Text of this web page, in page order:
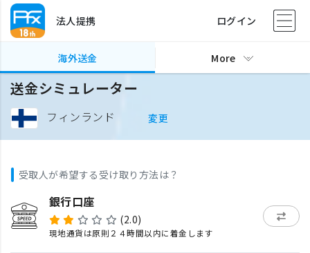
法人提携 ログイン
海外送金 More
送金シミュレーター
フィンランド 変更
受取人が希望する受け取り方法は？
銀行口座
(2.0)
現地通貨は原則２４時間以内に着金します